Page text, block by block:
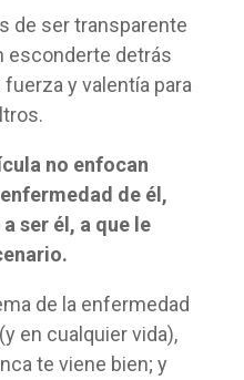
de ser transparente
esconderte detrás
y valentía para
no enfocan
de él,
ser él, a que le
de la enfermedad
en cualquier vida),
te viene bien; y